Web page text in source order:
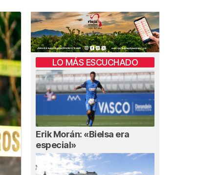
LO MÁS ESCUCHADO
Erik Morán: «Bielsa era
especial»